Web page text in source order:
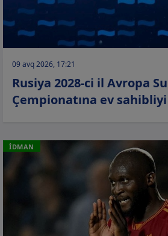
09 avq 2026, 17:21
Rusiya 2028-ci il Avropa
Çempionatına ev
İDMAN